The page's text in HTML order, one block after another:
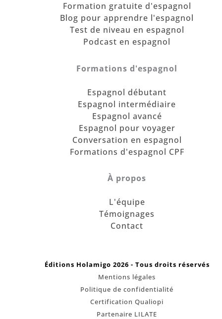
Formation gratuite d'espagnol
Blog pour apprendre l'espagnol
Test de niveau en espagnol
Podcast en espagnol
Formations d'espagnol
Espagnol débutant
Espagnol intermédiaire
Espagnol avancé
Espagnol pour voyager
Conversation en espagnol
Formations d'espagnol CPF
À propos
L'équipe
Témoignages
Contact
Éditions Holamigo 2026 - Tous droits réservés
Mentions légales
Politique de confidentialité
Certification Qualiopi
Partenaire LILATE